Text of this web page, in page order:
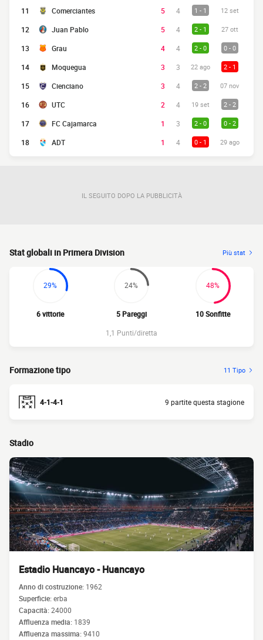
11 Comerciantes 5 4 1 - 1 12 set
12 Juan Pablo 5 4 2 - 1 27 ott
13 Grau 4 4 2 - 0 0 - 0
14 Moquegua 3 3 22 ago 2 - 1
15 Cienciano 3 4 2 - 2 07 nov
16 UTC 2 4 19 set 2 - 2
17 FC Cajamarca 1 3 2 - 0 0 - 2
18 ADT 1 4 0 - 1 29 ago
IL SEGUITO DOPO LA PUBBLICITÀ
Stat globali in Primera Division Più stat
29%
6 vittorie
24%
5 Pareggi
48%
10 Sonfitte
1,1 Punti/diretta
Formazione tipo 11 Tipo
4-1-4-1 9 partite questa stagione
Stadio
Estadio Huancayo - Huancayo
Anno di costruzione: 1962
Superficie:erba
Capacità:24000
Affluenza media: 1839
Affluenza massima:9410